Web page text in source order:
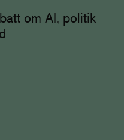
om AI, politik